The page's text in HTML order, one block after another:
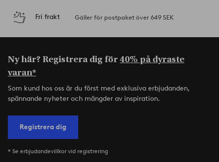
Fri frakt Gäller för postpaket över 649 SEK
Ny här? Registrera dig för40% på dyraste
varan*
Som kund hos oss är du först med exklusiva erbjudanden,
spännande nyheter och mängder av inspiration.
Registrera dig
* Se erbjudandevillkor vid registrering